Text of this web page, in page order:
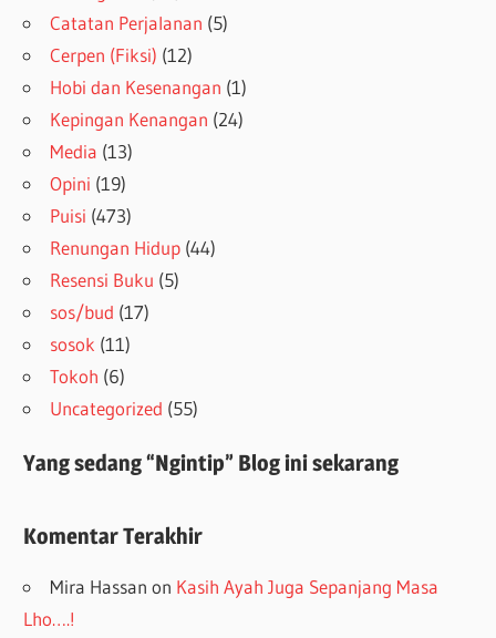
Catatan Perjalanan (5)
Cerpen (Fiksi) (12)
Hobi dan Kesenangan (1)
Kepingan Kenangan (24)
Media (13)
Opini (19)
Puisi (473)
Renungan Hidup (44)
Resensi Buku (5)
sos/bud (17)
sosok (11)
Tokoh (6)
Uncategorized (55)
Yang sedang “Ngintip” Blog ini sekarang
Komentar Terakhir
Mira Hassan on Kasih Ayah Juga Sepanjang Masa
Lho….!